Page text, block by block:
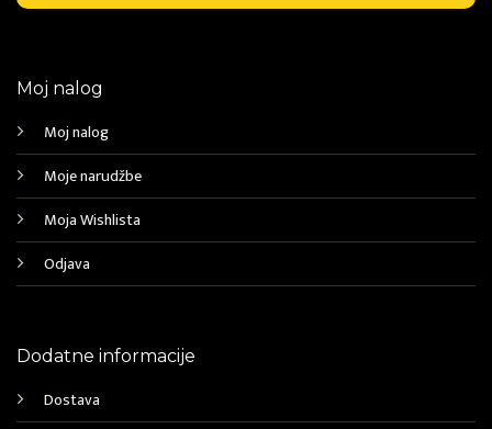
Moj nalog
Moj nalog
Moje narudžbe
Moja Wishlista
Odjava
Dodatne informacije
Dostava